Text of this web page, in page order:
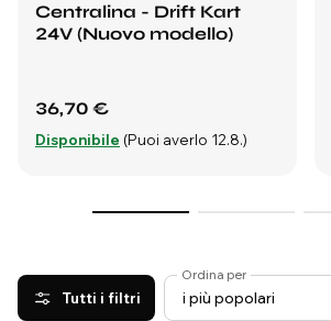
Centralina - Drift Kart
24V (Nuovo modello)
36,70 €
Disponibile (Puoi averlo 12.8.)
Tutti i filtri
Ordina per